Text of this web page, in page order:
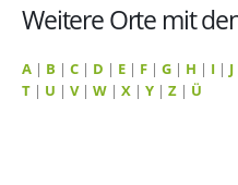
Weitere Orte mit
A | B | C | D | E | F | G | H | I | J
T | U | V| W | X | Y | Z | Ü